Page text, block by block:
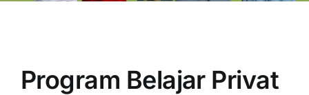
Program Belajar Privat